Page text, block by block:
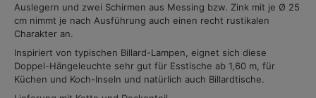
Auslegern und zwei Schirmen aus Messing bzw. Zink mit je Ø 25
cm nimmt je nach Ausführung auch einen recht rustikalen
Charakter an.
Inspiriert von typischen Billard-Lampen, eignet sich diese
Doppel-Hängeleuchte sehr gut für Esstische ab 1,60 m, für
Küchen und Koch-Inseln und natürlich auch Billardtische.